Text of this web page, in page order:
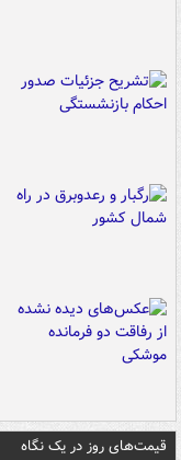
قیمت‌های روز در یک نگاه